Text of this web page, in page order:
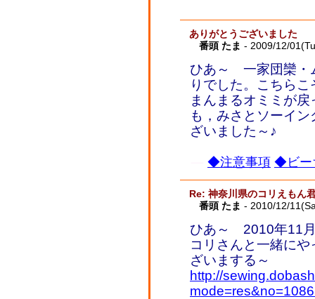
ありがとうございました
番頭 たま - 2009/12/
ひあ～ 一家団欒・
りでした。こちら
まんまるオミミが
も，みさとソーイ
ざいました～♪
◆注意事項 ◆ビー
Re: 神奈川県のコリえもん
番頭 たま - 2010/12/
ひあ～ 2010年11月
コリさんと一緒に
ざいまする～
http://